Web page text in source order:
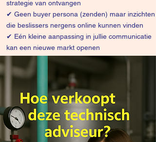
strategie van ontvangen
✔ Geen buyer persona (zenden) maar inzichten
die beslissers nergens online kunnen vinden
✔ Eén kleine aanpassing in jullie communicatie
kan een nieuwe markt openen